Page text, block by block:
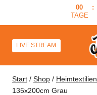
00
TAGE
:
LIVE STREAM
Start / Shop / Heimtextilien
135x200cm Grau